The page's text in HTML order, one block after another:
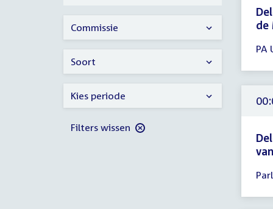
de
-
PA
Commissie
Soort
Kies periode
Filters wissen